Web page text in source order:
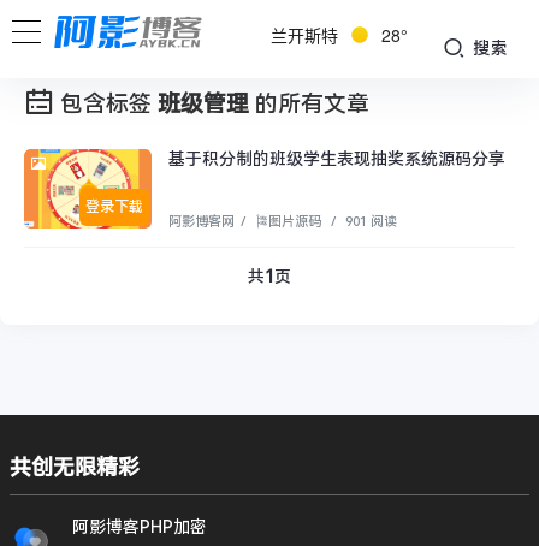
兰开斯特 28°
搜索
包含标签 班级管理 的所有文章
登录下载
基于积分制的班级学生表现抽奖系统源码分享
阿影博客网 / 🎏图片源码 / 901 阅读
共1 页
共创无限精彩
阿影博客PHP加密